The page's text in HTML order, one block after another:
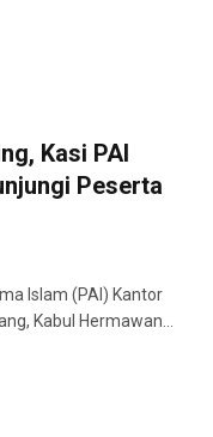
Kasi PAI
Peserta
Islam (PAI) Kantor
Kabul Hermawan…